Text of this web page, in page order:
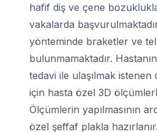
hafif diş ve çene
vakalarda
yönteminde braketler ve
bulunmamaktadır.
tedavi ile ulaşılmak istenen
için hasta özel 3D
Ölçümlerin yapılmasının
özel şeffaf plakla hazırlanır.